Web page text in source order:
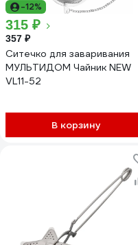
-12%
315 ₽
357 ₽
Ситечко для заваривания
МУЛЬТИДОМ Чайник NEW
VL11-52
В корзину